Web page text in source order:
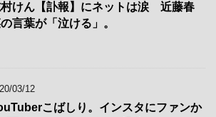
けん【訃報】にネットは涙 近藤春
言葉が「泣ける」。
03/12
こばしり。インスタにファンか